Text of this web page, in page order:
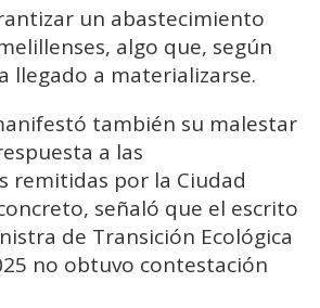
un abastecimiento
algo que, según
llegado a materializarse.
también su malestar
a las
remitidas por la Ciudad
señaló que el escrito
de Transición Ecológica
no obtuvo contestación